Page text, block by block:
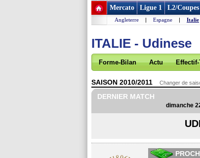
+ de clubs
Mercato Ligue 1 L2/Coupes
Angleterre | Espagne | Italie
ITALIE - Udinese
Forme-Bilan Actu
SAISON 2010/2011 Changer de
DERNIER MATCH
dimanche